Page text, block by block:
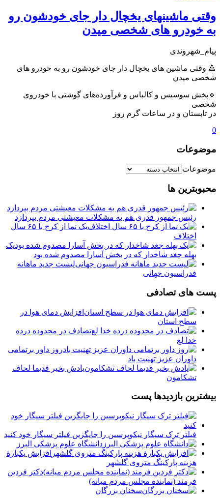
وقتی ماشینهای یخچال دار جای خودشون رو
به خودرو های شخصی میدن
پیام_شهروندی
🔺 وقتی ماشین های یخچال دار جای خودشون رو به خودرو های
شخصی میدن
🔹پخش سوسیس و کالباس و فرآورده‌های گوشتی با خودروی
شخصی
در تابستان و در ساعات گرم روز
0
موضوعات
موضوعات
محبوبترین ها
رئیس جمهور قدری هم به مشکلات معیشتی مردم بپردازد
یک نما از کرج با ۶۵ سال
اختلاف
یک
بهله جغد شاخدار که در بخش آسارا مصدوم شده بود
لیست جدید ماهانه
فدراسیون جهانی
پست های تصادفی
افزایش دمای هوا در
سطح استان
تصادف در محدوده درده
خدا لع
روز داور برتمامی
داوران عزیز تهنیت باد
‏یادش بخیر قدیما لحاف
تشکامون
بیشترین بازدیدها پست
فیلتر ترک سیگار نیکوپرسین را جایگزین فیلتر سیگار خود کنید
دانشگاه علوم پزشکی البرز
افزایش یکبارۀ
هزینه پارکینگ متروی گلشهر
دكتر فردين
فرمند (نماينده مجلس مردم میانه)
سخنان بزرگان